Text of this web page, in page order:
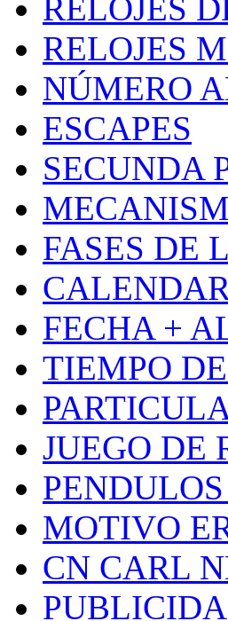
RELOJES
RELOJES
NÚMERO
ESCAPES
SECUNDA
FASES DE
FECHA +
TIEMPO
JUEGO DE
MOTIVO
CN CARL